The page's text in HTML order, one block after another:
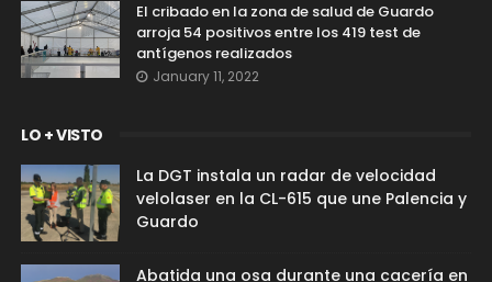
El cribado en la zona de salud de Guardo
arroja 54 positivos entre los 419 test de
antígenos realizados
January 11, 2022
LO + VISTO
La DGT instala un radar de velocidad
velolaser en la CL-615 que une Palencia y
Guardo
Abatida una osa durante una cacería en